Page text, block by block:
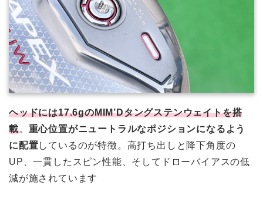
ヘッドには17.6gのMIM’Dタングステンウェイトを搭
載。 重心位置がニュートラルなポジションになるよう
に配置しているのが特徴。高打ち出しと降下角度の
UP、一貫したスピン性能、そしてドローバイアスの低
減が施されています